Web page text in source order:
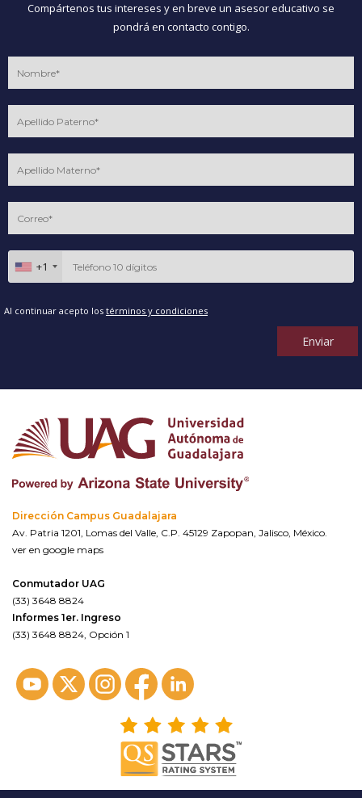
Compártenos tus intereses y en breve un asesor educativo se
pondrá en contacto contigo.
+1
Al continuar acepto los términos y condiciones
Enviar
Dirección Campus Guadalajara
Av. Patria 1201, Lomas del Valle, C.P. 45129 Zapopan, Jalisco, México.
ver en google maps
Conmutador UAG
(33) 3648 8824
Informes 1er. Ingreso
(33) 3648 8824, Opción 1